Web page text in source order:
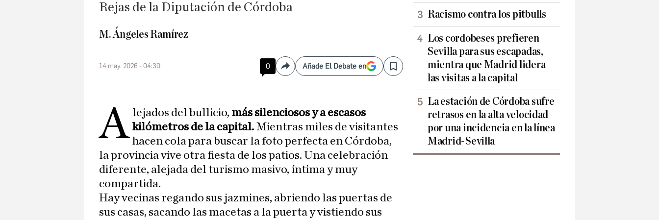
Rejas de la Diputación de Córdoba
M. Ángeles Ramírez
14 may. 2026 - 04:30 0 CompartirAñade El Debate en Save
A lejados del bullicio, más silenciosos y a escasos
kilómetros de la capital. Mientras miles de visitantes
hacen cola para buscar la foto perfecta en Córdoba,
la provincia vive otra fiesta de los patios. Una celebración
diferente, alejada del turismo masivo, íntima y muy
compartida.
Hay vecinas regando sus jazmines, abriendo las puertas de
sus casas, sacando las macetas a la puerta y vistiendo sus
Racismo contra los pitbulls
Los cordobeses prefieren
Sevilla para sus escapadas,
mientra que Madrid lidera
las visitas a la capital
La estación de Córdoba sufre
retrasos en la alta velocidad
por una incidencia en la línea
Madrid-Sevilla